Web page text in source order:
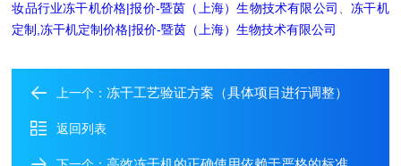
妆品行业冻干机价格|报价-暨茵（上海）生物技术有限公司
、冻干机
定制,冻干机定制价格|报价-暨茵（上海）生物技术有限公司
上一个：冻干工艺验证方案（具体项目进行调整）
返回列表